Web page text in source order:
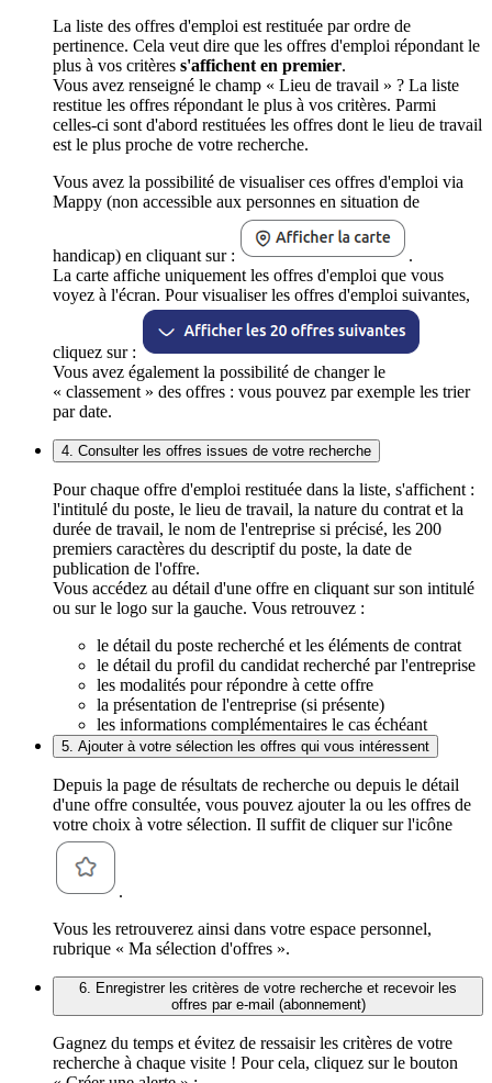
La liste des offres d'emploi est restituée par ordre de
pertinence. Cela veut dire que les offres d'emploi répondant le
plus à vos critères s'affichent en premier.
Vous avez renseigné le champ « Lieu de travail » ? La liste
restitue les offres répondant le plus à vos critères. Parmi
celles-ci sont d'abord restituées les offres dont le lieu de travail
est le plus proche de votre recherche.
Vous avez la possibilité de visualiser ces offres d'emploi via
Mappy (non accessible aux personnes en situation de
handicap) en cliquant sur :
.
La carte affiche uniquement les offres d'emploi que vous
voyez à l'écran. Pour visualiser les offres d'emploi suivantes,
cliquez sur :
Vous avez également la possibilité de changer le
« classement » des offres : vous pouvez par exemple les trier
par date.
4. Consulter les offres issues de votre recherche
Pour chaque offre d'emploi restituée dans la liste, s'affichent :
l'intitulé du poste, le lieu de travail, la nature du contrat et la
durée de travail, le nom de l'entreprise si précisé, les 200
premiers caractères du descriptif du poste, la date de
publication de l'offre.
Vous accédez au détail d'une offre en cliquant sur son intitulé
ou sur le logo sur la gauche. Vous retrouvez :
le détail du poste recherché et les éléments de contrat
le détail du profil du candidat recherché par l'entreprise
les modalités pour répondre à cette offre
la présentation de l'entreprise (si présente)
les informations complémentaires le cas échéant
5. Ajouter à votre sélection les offres qui vous intéressent
Depuis la page de résultats de recherche ou depuis le détail
d'une offre consultée, vous pouvez ajouter la ou les offres de
votre choix à votre sélection. Il suffit de cliquer sur l'icône
.
Vous les retrouverez ainsi dans votre espace personnel,
rubrique « Ma sélection d'offres ».
6. Enregistrer les critères de votre recherche et recevoir les
offres par e-mail (abonnement)
Gagnez du temps et évitez de ressaisir les critères de votre
recherche à chaque visite ! Pour cela, cliquez sur le bouton